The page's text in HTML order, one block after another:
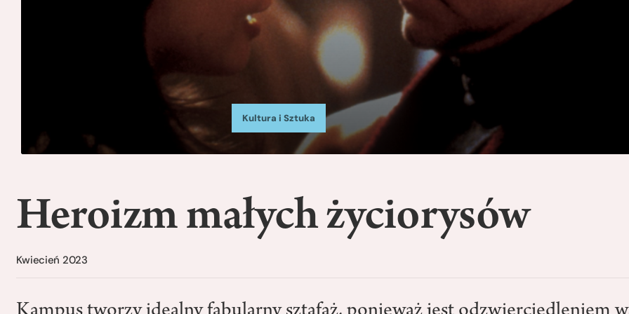
Kultura i Sztuka
Heroizm małych życiorysów
Kwiecień 2023